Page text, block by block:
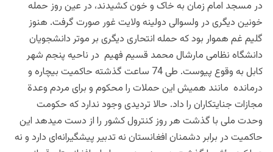
در مسجد امام زمان به خاک و خون کشیدند، در عین روز حمله
خونین دیگری در ولسوالی دولینه ولایت غور صورت گرفت. هنوز
گلیم غم هموار بود که حمله انتحاری دیگری بر موتر دانشجویان
دانشگاه نظامی مارشال محمد قسیم فهیم در ناحیه پنجم شهر
کابل به وقوع پیوست. طی 74 ساعت گذشته حاکمیت بیچاره و
درمانده مانند همیش این حملات را محکوم و برای مردم وعدة
مجازات جنایتکاران را داد. حالا تردیدی وجود ندارد که حکومت
وحدت ملی با گذشت هر روز کنترول کشور را از دست میدهد این
حاکمیت در برابر دشمنان افغانستان نه تدبیر پیشگیرانه‌ای دارد و نه